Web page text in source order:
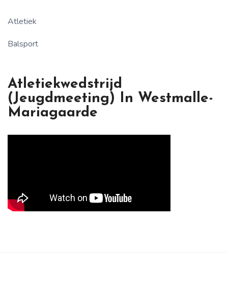
Atletiek
Balsport
Atletiekwedstrijd
(jeugdmeeting) In Westmalle-
Mariagaarde